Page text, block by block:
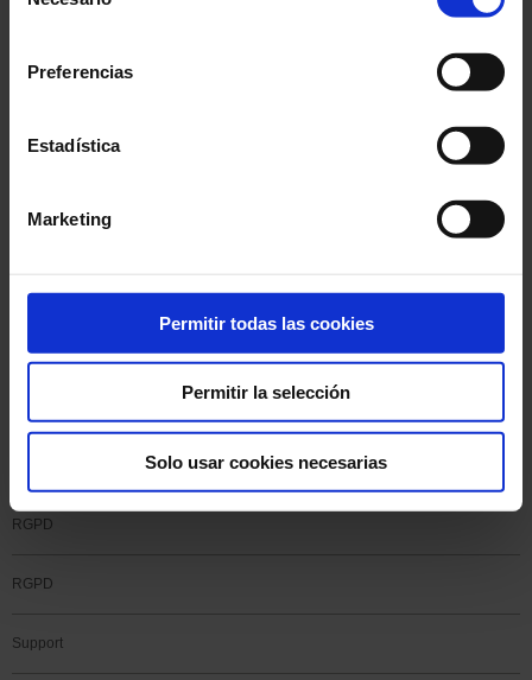
Preferencias
Estadística
Marketing
Permitir todas las cookies
Permitir la selección
Solo usar cookies necesarias
RGPD
GDPR
RGPD
RGPD
Support